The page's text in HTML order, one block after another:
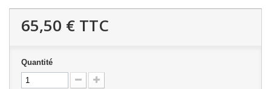
65,50 € TTC
Quantité